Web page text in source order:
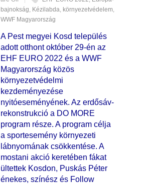
bajnokság Kézilabda környezetvédelem
WWF Magyarország
A Pest megyei Kosd település
adott otthont október 29-én az
EHF EURO 2022 és a WWF
Magyarország közös
környezetvédelmi
kezdeményezése
nyitóeseményének. Az erdősáv-
rekonstrukció a DO MORE
program része. A program célja
a sportesemény környezeti
lábnyomának csökkentése. A
mostani akció keretében fákat
ültettek Kosdon, Puskás Péter
énekes, színész és Follow